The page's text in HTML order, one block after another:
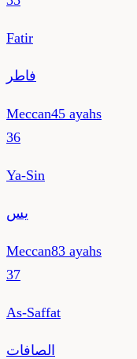
Fatir
فاطر
Meccan45 ayahs
36
Ya-Sin
يس
Meccan83 ayahs
37
As-Saffat
الصافات